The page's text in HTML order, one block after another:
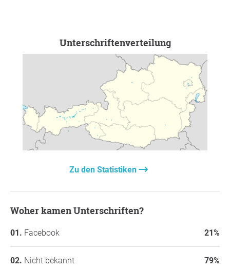
Unterschriftenverteilung
Zu den Statistiken
Woher kamen Unterschriften?
Facebook 21%
Nicht bekannt 79%